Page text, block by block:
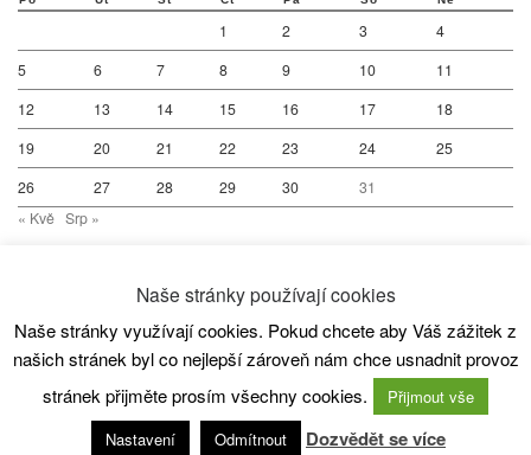
1 2 3
4
5
6 7 8 9 10
11
12
13 14 15 16 17
18
19
20 21 22 23 24
25
26
27 28 29 30
31
« Kvě Srp »
© 2026SC80 Kanoistika – All rights reserved
Powered by – Designed with the Customizr theme
Naše stránky používají cookies
Naše stránky využívají cookies. Pokud chcete aby Váš zážitek z
našich stránek byl co nejlepší zároveň nám chce usnadnit provoz
stránek přijměte prosím všechny cookies.
Přijmout vše
Nastavení
Odmítnout Dozvědět se více